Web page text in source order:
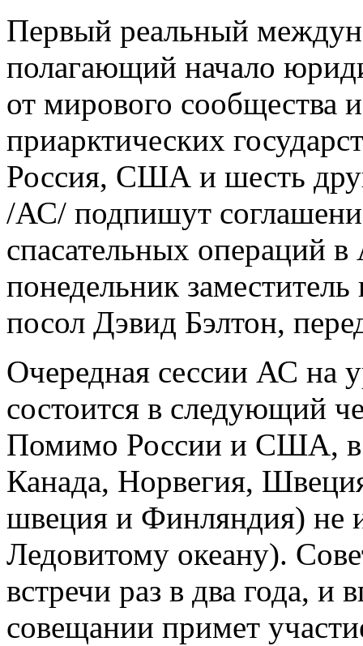
Первый реальный
полагающий начало
от мирового сообщества
приарктических
Россия, США и шесть
/АС/ подпишут
спасательных операций
понедельник
посол Дэвид Бэлтон,
Очередная сессии АС на
состоится в следующий
Помимо России и США, в
Канада, Норвегия,
швеция и Финляндия) не
Ледовитому океану).
встречи раз в два года, и
совещании примет